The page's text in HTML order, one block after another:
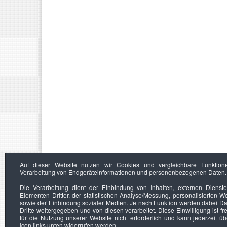
Auf dieser Website nutzen wir Cookies und vergleichbare
Verarbeitung von Endgeräteinformationen und personenbezogenen Daten.
Die Verarbeitung dient der Einbindung von Inhalten, externen
Elementen Dritter, der statistischen Analyse/Messung, personalisierten
sowie der Einbindung sozialer Medien. Je nach Funktion werden dabei
Dritte weitergegeben und von diesen verarbeitet. Diese Einwilligung ist
für die Nutzung unserer Website nicht erforderlich und kann jederzeit
Icon links unten widerrufen werden.